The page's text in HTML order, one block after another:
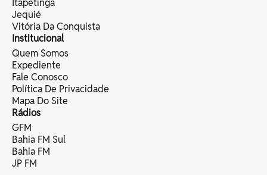
Itapetinga
Jequié
Vitória Da Conquista
Institucional
Quem Somos
Expediente
Fale Conosco
Política De Privacidade
Mapa Do Site
Rádios
GFM
Bahia FM Sul
Bahia FM
JP FM